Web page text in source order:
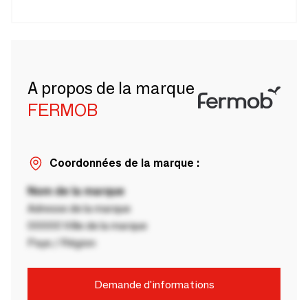
A propos de la marque
FERMOB
Coordonnées de la marque :
Nom de la marque
Adresse de la marque
00000 Ville de la marque
Pays / Région
Demande d'informations